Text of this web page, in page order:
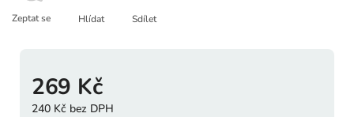
269 Kč
240 Kč bez DPH
Zeptat se Hlídat Sdílet